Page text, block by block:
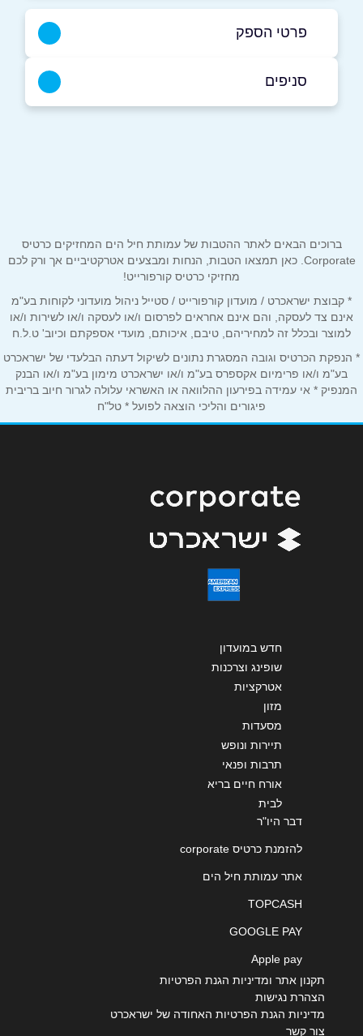
פרטי הספק
באתר
טלפון*
אנא חזרו אלי בקשר ל...
שליחה
סניפים
ברוכים הבאים לאתר ההטבות של עמותת חיל הים המחזיקים כרטיס
Corporate. כאן תמצאו הטבות, הנחות ומבצעים אטרקטיביים אך ורק לכם
מחזיקי כרטיס קורפורייט!
* קבוצת ישראכרט / מועדון קורפורייט / סטייל ניהול מועדוני לקוחות בע"מ
אינם צד לעסקה, והם אינם אחראים לפרסום ו/או לעסקה ו/או לשירות ו/או
למוצר ובכלל זה למחיריהם, טיבם, איכותם, מועדי אספקתם וכיוב' ט.ל.ח
* הנפקת הכרטיס וגובה המסגרת נתונים לשיקול דעתה הבלעדי של ישראכרט
בע"מ ו/או פרימיום אקספרס בע"מ ו/או ישראכרט מימון בע"מ ו/או הבנק
המנפיק * אי עמידה בפירעון ההלוואה או האשראי עלולה לגרור חיוב בריבית
פיגורים והליכי הוצאה לפועל * טל"ח
חדש במועדון
שופינג וצרכנות
אטרקציות
מזון
מסעדות
תיירות ונופש
תרבות ופנאי
אורח חיים בריא
לבית
דבר היו"ר
להזמנת כרטיס corporate
אתר עמותת חיל הים
TOPCASH
GOOGLE PAY
Apple pay
תקנון אתר ומדיניות הגנת הפרטיות
הצהרת נגישות
מדיניות הגנת הפרטיות האחודה של ישראכרט
צור קשר